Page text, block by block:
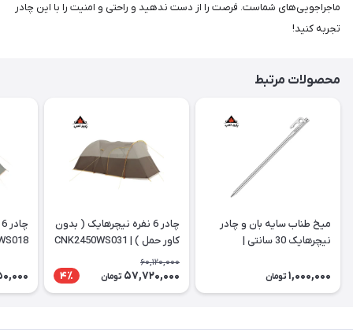
ماجراجویی‌های شماست. فرصت را از دست ندهید و راحتی و امنیت را با این چادر
تجربه کنید!
محصولات مرتبط
میخ طناب سایه بان و چادر
نیچرهایک 30 سانتی |
1,000,000 تومان
چادر 6 نفره نیچرهایک ( بدون
کاور حمل ) | CNK2450WS031
60,120,000
57,720,000 تومان 4٪